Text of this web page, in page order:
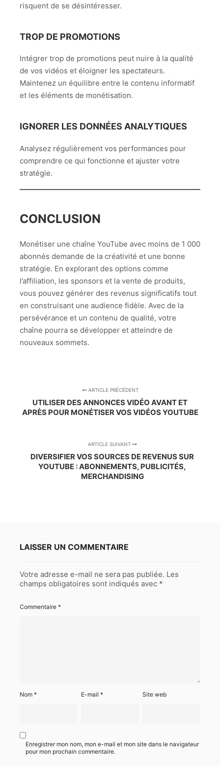
risquent de se désintéresser.
TROP DE PROMOTIONS
Intégrer trop de promotions peut nuire à la qualité
de vos vidéos et éloigner les spectateurs.
Maintenez un équilibre entre le contenu informatif
et les éléments de monétisation.
IGNORER LES DONNÉES ANALYTIQUES
Analysez régulièrement vos performances pour
comprendre ce qui fonctionne et ajuster votre
stratégie.
CONCLUSION
Monétiser une chaîne YouTube avec moins de 1 000
abonnés demande de la créativité et une bonne
stratégie. En explorant des options comme
l’affiliation, les sponsors et la vente de produits,
vous pouvez générer des revenus significatifs tout
en construisant une audience fidèle. Avec de la
persévérance et un contenu de qualité, votre
chaîne pourra se développer et atteindre de
nouveaux sommets.
ARTICLE PRÉCÉDENT
UTILISER DES ANNONCES VIDÉO AVANT ET
APRÈS POUR MONÉTISER VOS VIDÉOS YOUTUBE
ARTICLE SUIVANT
DIVERSIFIER VOS SOURCES DE REVENUS SUR
YOUTUBE : ABONNEMENTS, PUBLICITÉS,
MERCHANDISING
LAISSER UN COMMENTAIRE
Votre adresse e-mail ne sera pas publiée. Les
champs obligatoires sont indiqués avec *
Commentaire *
Nom * E-mail* Site web
Enregistrer mon nom, mon e-mail et mon site dans le navigateur
pour mon prochain commentaire.